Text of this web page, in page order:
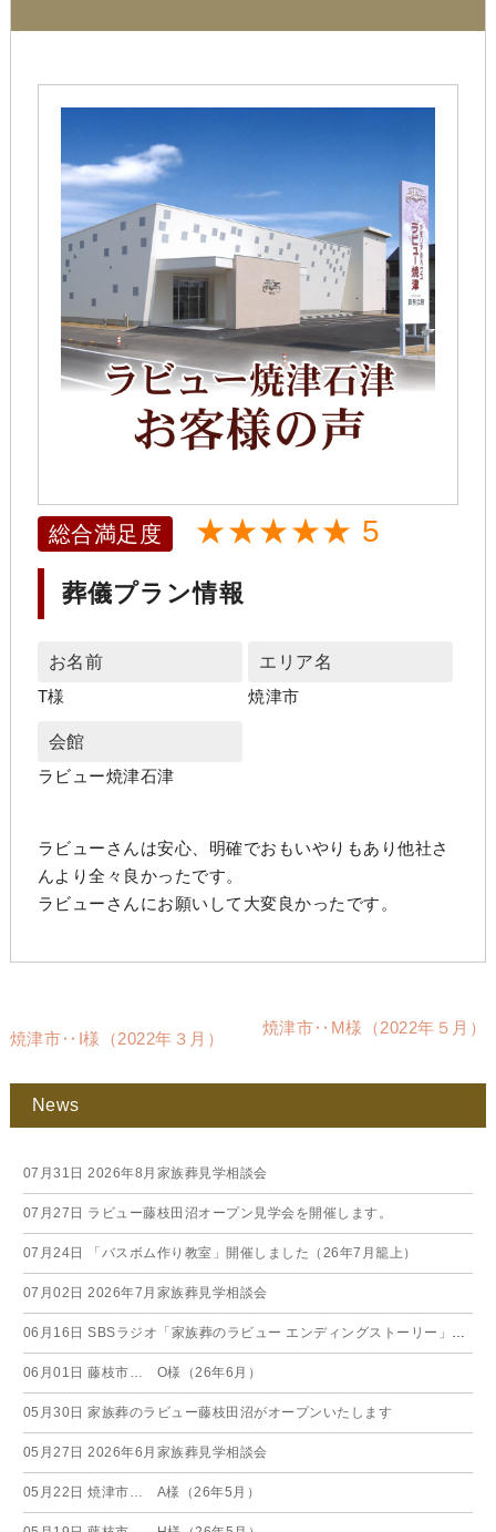
総合満足度 ★★★★★ 5
葬儀プラン情報
お名前
T様
エリア名
焼津市
会館
ラビュー焼津石津
ラビューさんは安心、明確でおもいやりもあり他社さ
んより全々良かったです。
ラビューさんにお願いして大変良かったです。
焼津市‥I様（2022年３月）
焼津市‥M様（2022年５月）
News
07月31日 2026年8月家族葬見学相談会
07月27日 ラビュー藤枝田沼オープン見学会を開催します。
07月24日 「バスボム作り教室」開催しました（26年7月籠上）
07月02日 2026年7月家族葬見学相談会
06月16日 SBSラジオ「家族葬のラビュー エンディングストーリー」に弊社スタッフが出演いたしました（26年6月）
06月01日 藤枝市… O様（26年6月）
05月30日 家族葬のラビュー藤枝田沼がオープンいたします
05月27日 2026年6月家族葬見学相談会
05月22日 焼津市… A様（26年5月）